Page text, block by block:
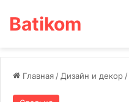
Batikom
Главная / Дизайн и декор /